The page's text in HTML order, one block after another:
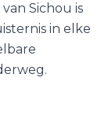
Sichou is
in elke